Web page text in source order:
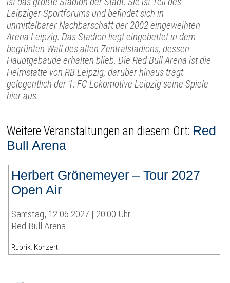
Leipziger Sportforums und befindet sich in
unmittelbarer Nachbarschaft der 2002 eingeweihten
Arena Leipzig. Das Stadion liegt eingebettet in dem
begrünten Wall des alten Zentralstadions, dessen
Hauptgebäude erhalten blieb. Die Red Bull Arena ist die
Heimstätte von RB Leipzig, darüber hinaus trägt
gelegentlich der 1. FC Lokomotive Leipzig seine Spiele
hier aus.
Weitere Veranstaltungen an diesem Ort: Red
Bull Arena
Herbert Grönemeyer – Tour 2027
Open Air
Samstag, 12.06.2027 | 20:00 Uhr
Red Bull Arena
Rubrik: Konzert